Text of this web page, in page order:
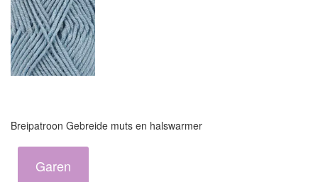
Breipatroon Gebreide muts en halswarmer
Garen